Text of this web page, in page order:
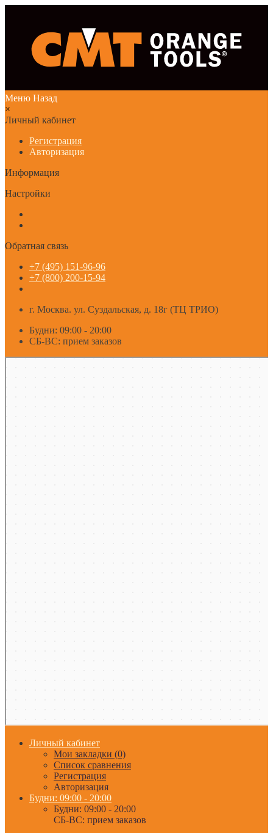
Меню Назад
×
Личный кабинет
Регистрация
Авторизация
Информация
Настройки
Обратная связь
+7 (495) 151-96-96
+7 (800) 200-15-94
г. Москва. ул. Суздальская, д. 18г (ТЦ ТРИО)
Будни: 09:00 - 20:00
СБ-ВС: прием заказов
Личный кабинет
Мои закладки (0)
Список сравнения
Регистрация
Авторизация
Будни: 09:00 - 20:00
Будни: 09:00 - 20:00
СБ-ВС: прием заказов